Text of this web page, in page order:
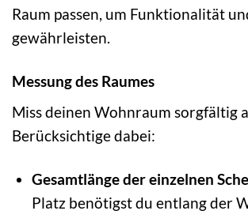
Raum passen, um Funktionalität
gewährleisten.
Messung des Raumes
Miss deinen Wohnraum sorgfältig
Berücksichtige dabei:
Gesamtlänge der einzelnen
Platz benötigst du entlang der